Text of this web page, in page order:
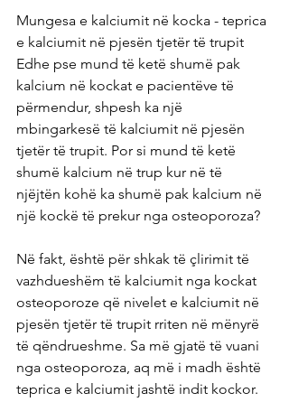
Mungesa e kalciumit në kocka - teprica
e kalciumit në pjesën tjetër të trupit
Edhe pse mund të ketë shumë pak
kalcium në kockat e pacientëve të
përmendur, shpesh ka një
mbingarkesë të kalciumit në pjesën
tjetër të trupit. Por si mund të ketë
shumë kalcium në trup kur në të
njëjtën kohë ka shumë pak kalcium në
një kockë të prekur nga osteoporoza?
Në fakt, është për shkak të çlirimit të
vazhdueshëm të kalciumit nga kockat
osteoporoze që nivelet e kalciumit në
pjesën tjetër të trupit rriten në mënyrë
të qëndrueshme. Sa më gjatë të vuani
nga osteoporoza, aq më i madh është
teprica e kalciumit jashtë indit kockor.